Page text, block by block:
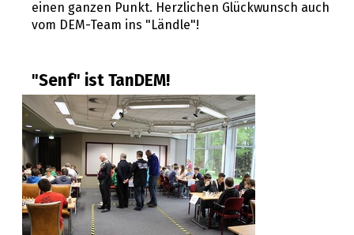
einen ganzen Punkt. Herzlichen Glückwunsch auch
vom DEM-Team ins "Ländle"!
"Senf" ist TanDEM!